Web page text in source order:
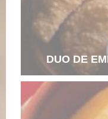
DUO DE